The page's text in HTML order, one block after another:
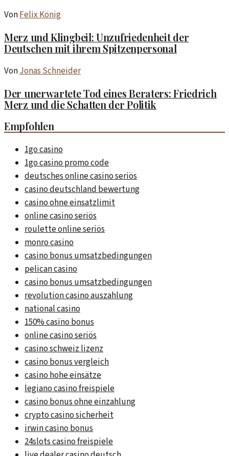
VonFelix König
Merz und Klingbeil: Unzufriedenheit der
Deutschen mit ihrem Spitzenpersonal
VonJonas Schneider
Der unerwartete Tod eines Beraters: Friedrich
Merz und die Schatten der Politik
Empfohlen
1go casino
1go casino promo code
deutsches online casino seriös
casino deutschland bewertung
casino ohne einsatzlimit
online casino seriös
roulette online seriös
monro casino
casino bonus umsatzbedingungen
pelican casino
casino bonus umsatzbedingungen
revolution casino auszahlung
national casino
150% casino bonus
online casino seriös
casino schweiz lizenz
casino bonus vergleich
casino hohe einsätze
legiano casino freispiele
casino bonus ohne einzahlung
crypto casino sicherheit
irwin casino bonus
24slots casino freispiele